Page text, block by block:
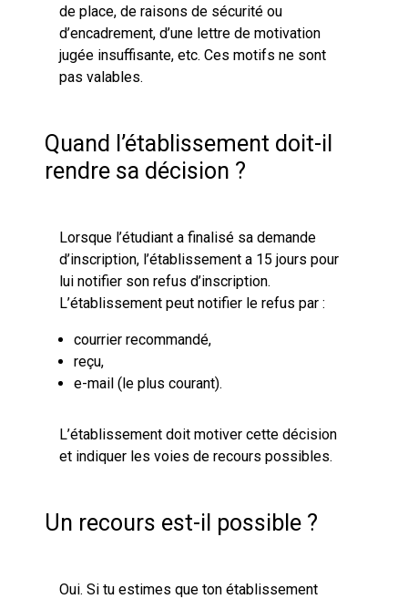
de place, de raisons de sécurité ou
d’encadrement, d’une lettre de motivation
jugée insuffisante, etc. Ces motifs ne sont
pas valables.
Quand l’établissement doit-il
rendre sa décision ?
Lorsque l’étudiant a finalisé sa demande
d’inscription, l’établissement a 15 jours pour
lui notifier son refus d’inscription.
L’établissement peut notifier le refus par :
courrier recommandé,
reçu,
e-mail (le plus courant).
L’établissement doit motiver cette décision
et indiquer les voies de recours possibles.
Un recours est-il possible ?
Oui. Si tu estimes que ton établissement